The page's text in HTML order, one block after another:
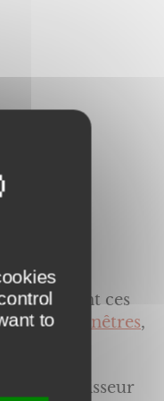
ces
:
Fenêtres,
fournisseur
to